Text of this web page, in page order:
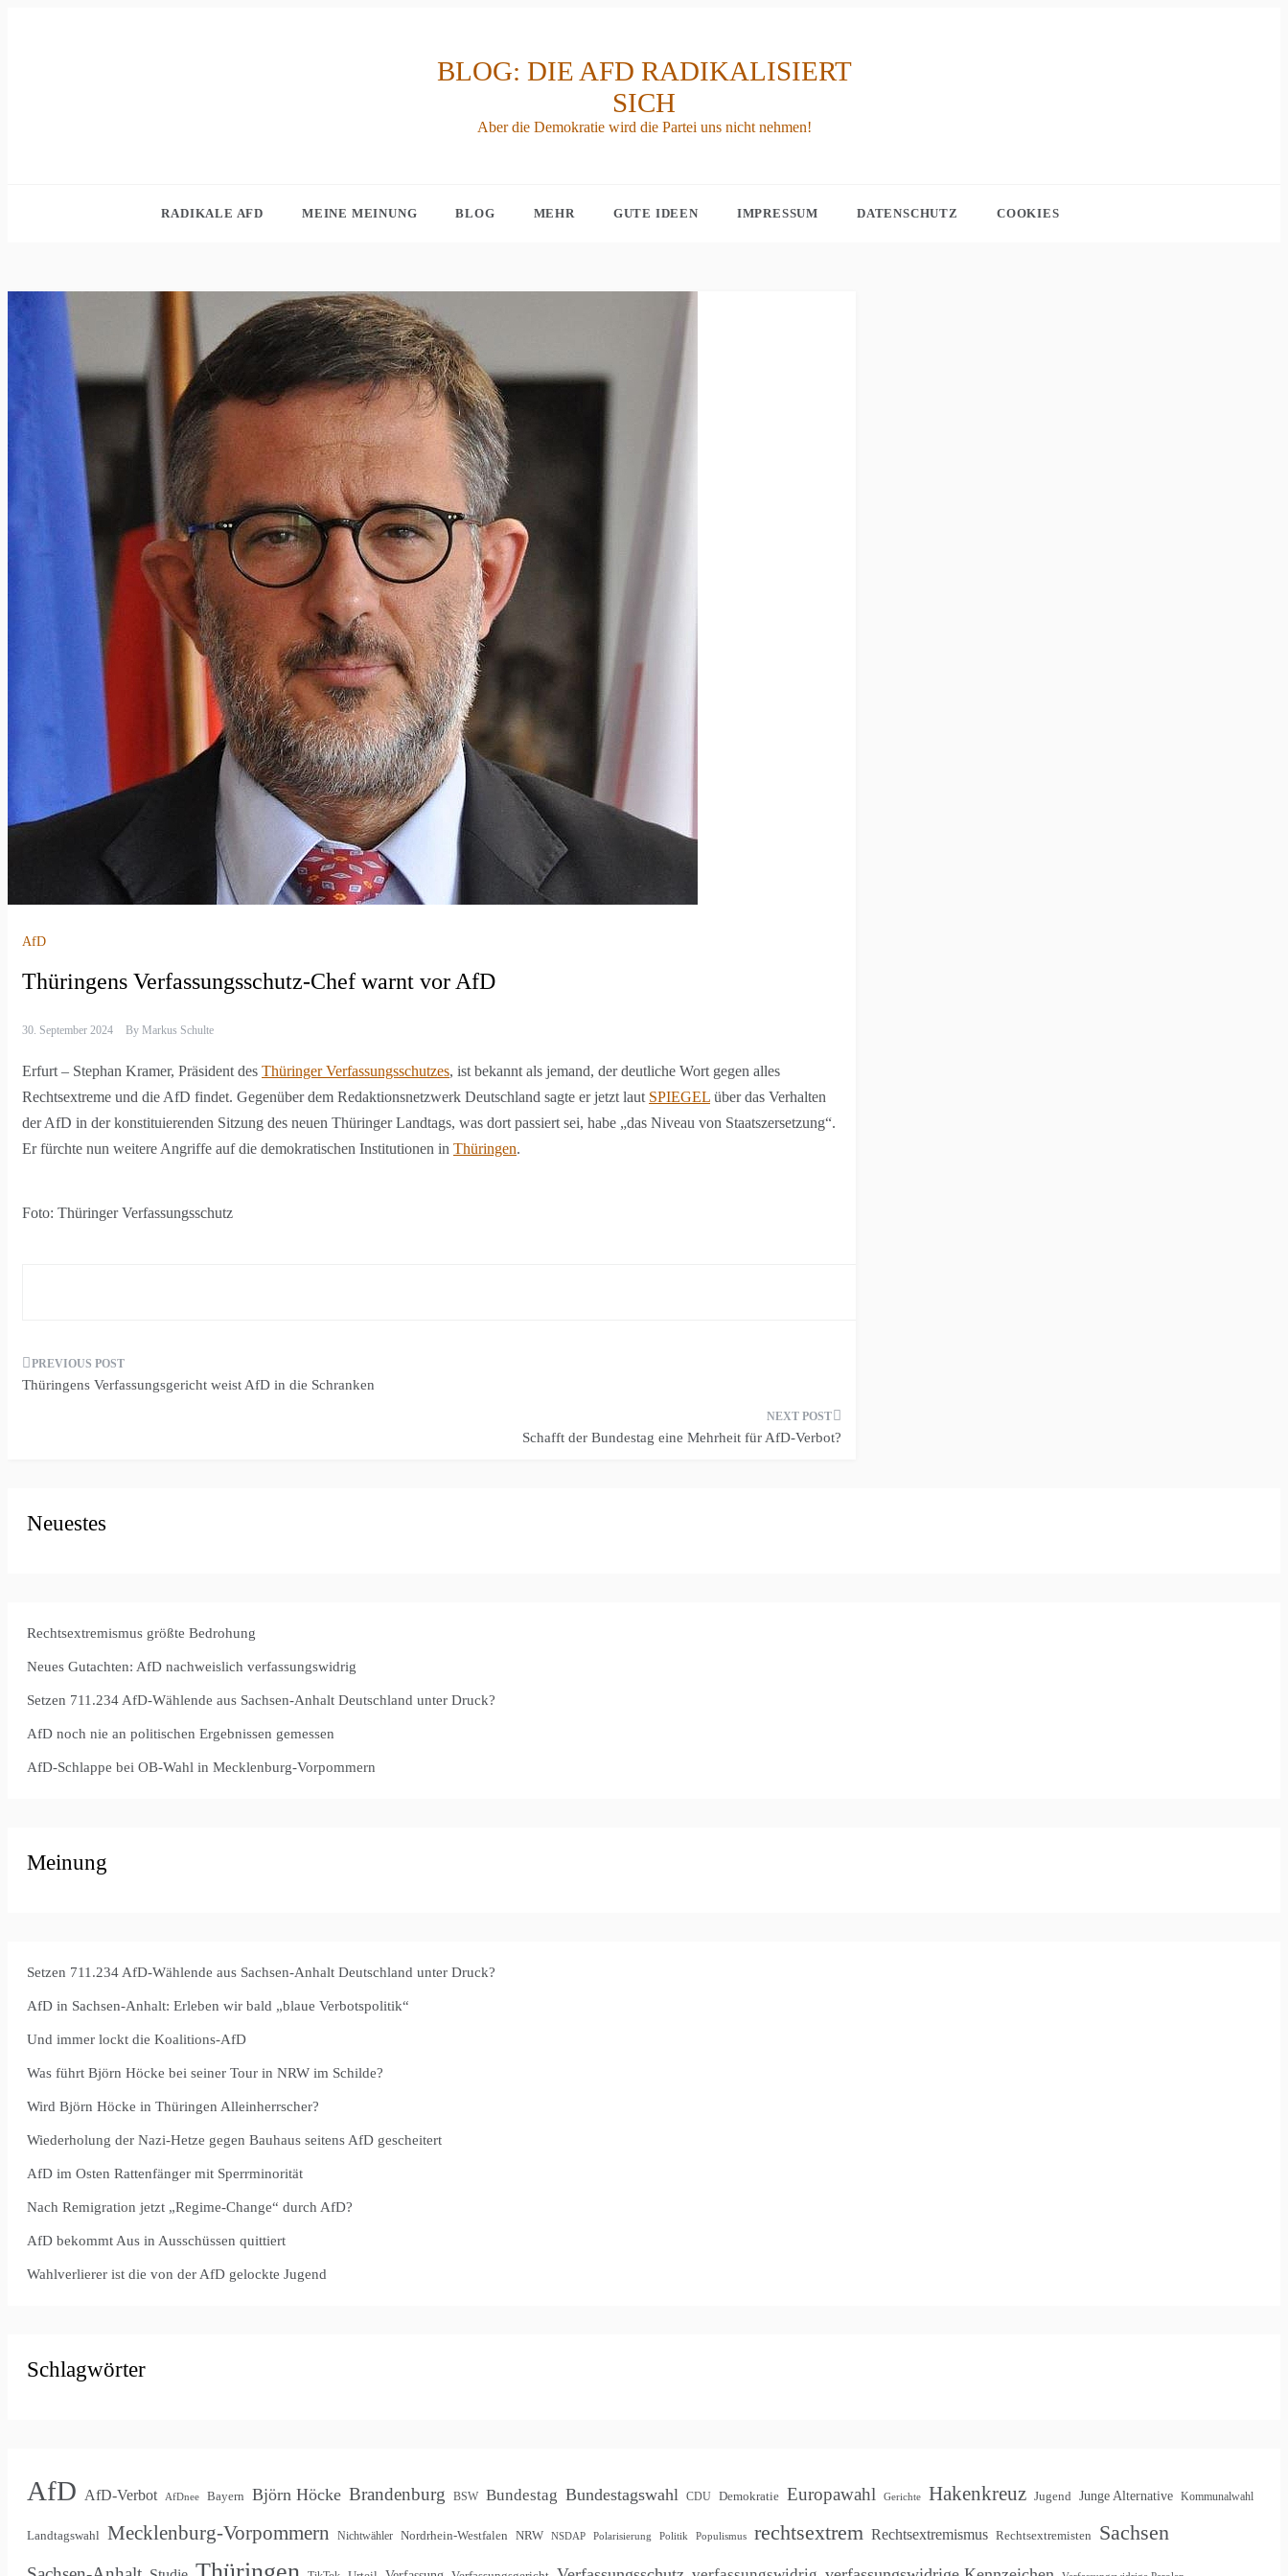
BLOG: DIE AFD RADIKALISIERT
SICH
Aber die Demokratie wird die Partei uns nicht nehmen!
RADIKALE AFD MEINE MEINUNG BLOG MEHR GUTE IDEEN IMPRESSUM DATENSCHUTZ COOKIES
AfD
Thüringens Verfassungsschutz-Chef warnt vor AfD
30. September 2024 By Markus Schulte
Erfurt – Stephan Kramer, Präsident des Thüringer Verfassungsschutzes, ist bekannt als jemand, der deutliche Wort gegen alles
Rechtsextreme und die AfD findet. Gegenüber dem Redaktionsnetzwerk Deutschland sagte er jetzt laut SPIEGEL über das Verhalten
der AfD in der konstituierenden Sitzung des neuen Thüringer Landtags, was dort passiert sei, habe „das Niveau von Staatszersetzung“.
Er fürchte nun weitere Angriffe auf die demokratischen Institutionen in Thüringen.
Foto: Thüringer Verfassungsschutz
Beitragsnavigation
Thüringens Verfassungsgericht weist AfD in die Schranken
Schafft der Bundestag eine Mehrheit für AfD-Verbot?
Neuestes
Rechtsextremismus größte Bedrohung
Neues Gutachten: AfD nachweislich verfassungswidrig
Setzen 711.234 AfD-Wählende aus Sachsen-Anhalt Deutschland unter Druck?
AfD noch nie an politischen Ergebnissen gemessen
AfD-Schlappe bei OB-Wahl in Mecklenburg-Vorpommern
Meinung
Setzen 711.234 AfD-Wählende aus Sachsen-Anhalt Deutschland unter Druck?
AfD in Sachsen-Anhalt: Erleben wir bald „blaue Verbotspolitik“
Und immer lockt die Koalitions-AfD
Was führt Björn Höcke bei seiner Tour in NRW im Schilde?
Wird Björn Höcke in Thüringen Alleinherrscher?
Wiederholung der Nazi-Hetze gegen Bauhaus seitens AfD gescheitert
AfD im Osten Rattenfänger mit Sperrminorität
Nach Remigration jetzt „Regime-Change“ durch AfD?
AfD bekommt Aus in Ausschüssen quittiert
Wahlverlierer ist die von der AfD gelockte Jugend
Schlagwörter
AfD AfD-Verbot AfDnee Bayern Björn Höcke Brandenburg BSW Bundestag Bundestagswahl CDU Demokratie Europawahl Gerichte Hakenkreuz Jugend Junge Alternative Kommunalwahl
Landtagswahl Mecklenburg-Vorpommern Nichtwähler Nordrhein-Westfalen NRW NSDAP Polarisierung Politik Populismus rechtsextrem Rechtsextremismus Rechtsextremisten Sachsen